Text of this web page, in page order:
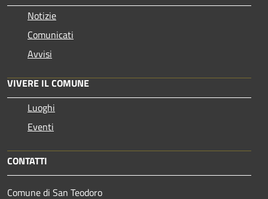
Notizie
Comunicati
Avvisi
VIVERE IL COMUNE
Luoghi
Eventi
CONTATTI
Comune di San Teodoro